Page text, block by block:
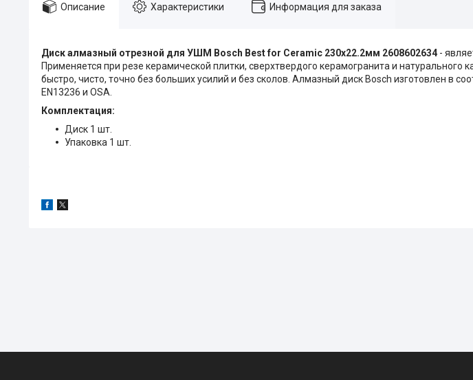
Описание Характеристики Информация для заказа
Диск алмазный отрезной для УШМ Bosch Best for Ceramic 230х22.2мм 2608602634 -
Применяется при резе керамической плитки, сверхтвердого керамогранита и
быстро, чисто, точно без больших усилий и без сколов. Алмазный диск Bosch изготовлен в
EN13236 и OSA.
Комплектация:
Диск 1 шт.
Упаковка 1 шт.